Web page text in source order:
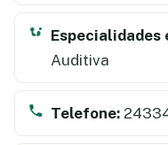
Especialidades
Auditiva
Telefone: